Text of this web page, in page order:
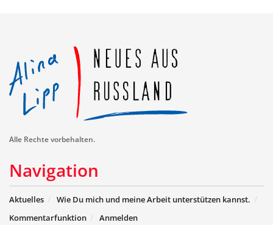
Alle Rechte vorbehalten.
Navigation
Aktuelles
Wie Du mich und meine Arbeit unterstützen kannst.
Kommentarfunktion
Anmelden